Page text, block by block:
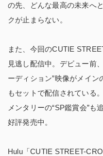
の先、どんな最高の未来へ
クが止まらない。
また、今回のCUTIE
見逃し配信中。デビュー前
ーディション”映像がメイ
もセットで配信されている
メンタリーの“SP鑑賞会”も
好評発売中。
Hulu「CUTIE STREET-